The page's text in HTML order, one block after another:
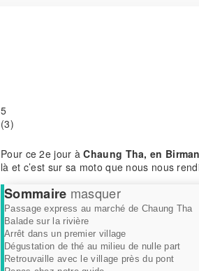
5
(3)
Pour ce 2e jour àChaung Tha, en
là et c’est sur sa moto que nous nous
Sommaire masquer
Passage express au marché de Chaung Tha
Balade sur la rivière
Arrêt dans un premier village
Dégustation de thé au milieu de nulle part
Retrouvaille avec le village près du pont